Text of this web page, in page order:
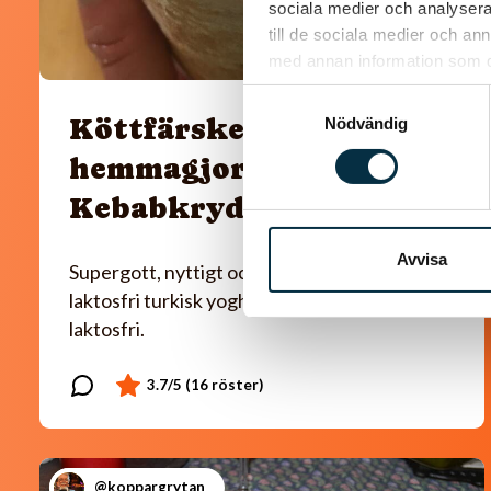
sociala medier och
till de sociala medier och
med annan information som
Nödvändig
Avvisa
Köttfärskebab med
hemmagjord
Kebabkrydda
Supergott, nyttigt och enkelt! Jag använder
laktosfri turkisk yoghurt, så blir rätten helt
laktosfri.
@koppargrytan